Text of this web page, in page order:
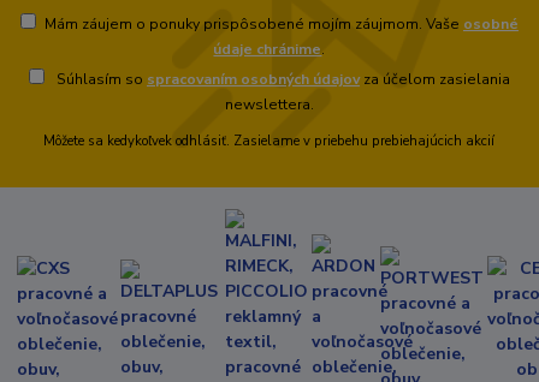
Mám záujem o ponuky prispôsobené mojím záujmom. Vaše osobné
údaje chránime.
Súhlasím so spracovaním osobných údajovza účelom zasielania
newslettera.
Môžete sa kedykoľvek odhlásiť. Zasielame v priebehu prebiehajúcich akcií